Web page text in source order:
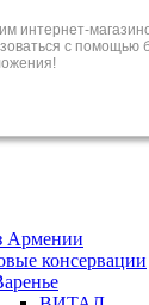
интернет-
с помощью
Армении
консервации